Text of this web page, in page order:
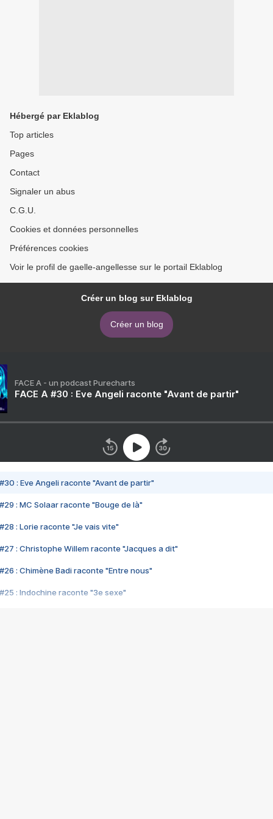
Hébergé par Eklablog
Top articles
Pages
Contact
Signaler un abus
C.G.U.
Cookies et données personnelles
Préférences cookies
Voir le profil de gaelle-angellesse sur le portail Eklablog
Créer un blog sur Eklablog
Créer un blog
FACE A - un podcast Purecharts
FACE A #30 : Eve Angeli raconte "Avant de partir"
#30 : Eve Angeli raconte "Avant de partir"
#29 : MC Solaar raconte "Bouge de là"
#28 : Lorie raconte "Je vais vite"
#27 : Christophe Willem raconte "Jacques a dit"
#26 : Chimène Badi raconte "Entre nous"
#25 : Indochine raconte "3e sexe"